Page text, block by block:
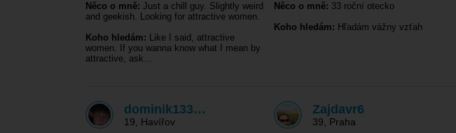
Něco o mně: Just a chill guy. Slightly weird
and geekish. Looking for attractive women.
Koho hledám: Like I said, attractive
women. If you wanna know what I mean by
attractive, ask…
Něco o mně: 33 roční otecko
Koho hledám: Hľadám vážny vzťah
dominik133…
19 Havířov
Zajdavr6
39 Praha